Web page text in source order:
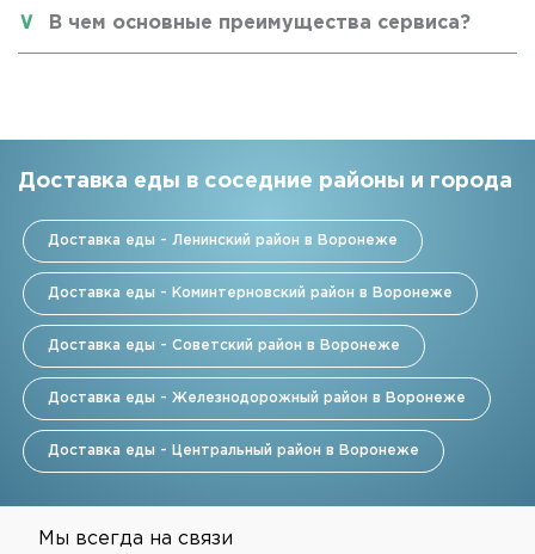
В чем основные преимущества сервиса?
Доставка еды в соседние районы и города
Доставка еды - Ленинский район в Воронеже
Доставка еды - Коминтерновский район в Воронеже
Доставка еды - Советский район в Воронеже
Доставка еды - Железнодорожный район в Воронеже
Доставка еды - Центральный район в Воронеже
Мы всегда на связи